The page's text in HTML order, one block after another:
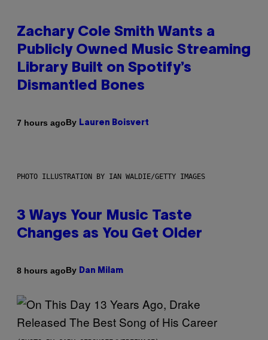
Zachary Cole Smith Wants a
Publicly Owned Music Streaming
Library Built on Spotify’s
Dismantled Bones
7 hours agoBy Lauren Boisvert
PHOTO ILLUSTRATION BY IAN WALDIE/GETTY IMAGES
3 Ways Your Music Taste
Changes as You Get Older
8 hours agoBy Dan Milam